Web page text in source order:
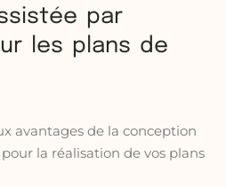
par
les plans de
avantages de la conception
la réalisation de vos plans